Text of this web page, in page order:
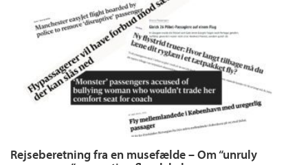
Rejseberetning fra en musefælde – Om “unruly